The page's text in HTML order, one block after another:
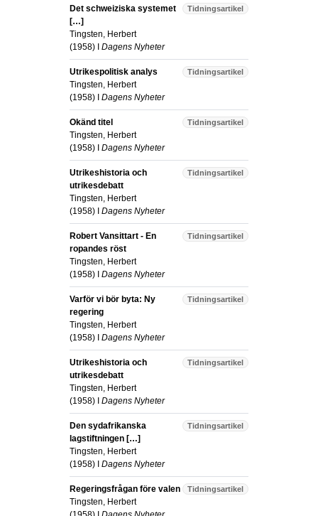
Tidningsartikel
Det schweiziska systemet
[…]
Tingsten, Herbert
(1958) I Dagens Nyheter
Tidningsartikel
Utrikespolitisk analys
Tingsten, Herbert
(1958) I Dagens Nyheter
Tidningsartikel
Okänd titel
Tingsten, Herbert
(1958) I Dagens Nyheter
Tidningsartikel
Utrikeshistoria och
utrikesdebatt
Tingsten, Herbert
(1958) I Dagens Nyheter
Tidningsartikel
Robert Vansittart - En
ropandes röst
Tingsten, Herbert
(1958) I Dagens Nyheter
Tidningsartikel
Varför vi bör byta: Ny
regering
Tingsten, Herbert
(1958) I Dagens Nyheter
Tidningsartikel
Utrikeshistoria och
utrikesdebatt
Tingsten, Herbert
(1958) I Dagens Nyheter
Tidningsartikel
Den sydafrikanska
lagstiftningen […]
Tingsten, Herbert
(1958) I Dagens Nyheter
Tidningsartikel
Regeringsfrågan före valen
Tingsten, Herbert